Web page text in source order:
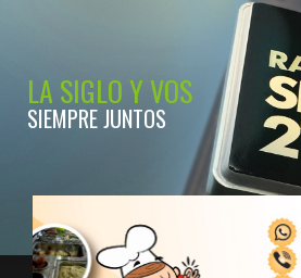
LA SIGLO Y VOS
SIEMPRE JUNTOS